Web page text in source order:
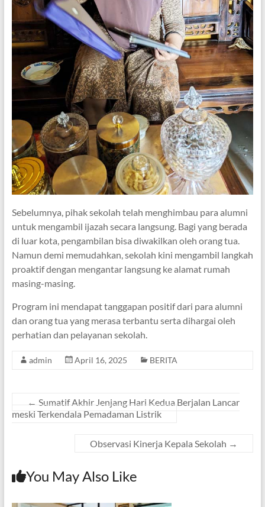
Sebelumnya, pihak sekolah telah menghimbau para alumni
untuk mengambil ijazah secara langsung. Bagi yang berada
di luar kota, pengambilan bisa diwakilkan oleh orang tua.
Namun demi memudahkan, sekolah kini mengambil langkah
proaktif dengan mengantar langsung ke alamat rumah
masing-masing.
Program ini mendapat tanggapan positif dari para alumni
dan orang tua yang merasa terbantu serta dihargai oleh
perhatian dan pelayanan sekolah.
admin April 16, 2025 BERITA
← Sumatif Akhir Jenjang Hari Kedua Berjalan Lancar
meski Terkendala Pemadaman Listrik
Observasi Kinerja Kepala Sekolah →
You May Also Like